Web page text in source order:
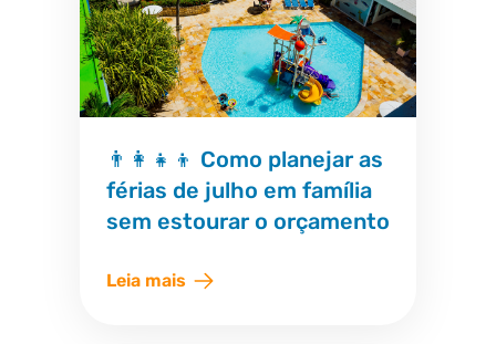
👨‍👩‍👧‍👦 Como planejar as
férias de julho em família
sem estourar o orçamento
Leia mais